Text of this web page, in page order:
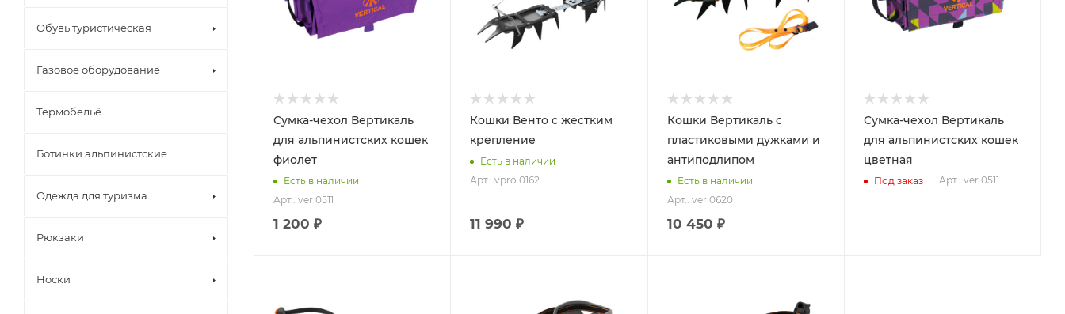
Сумка-чехол Вертикаль
для альпинистских кошек
фиолет
Есть в наличии
Арт.: ver 0511
1 200 ₽
Кошки Венто с жестким
крепление
Есть в наличии
Арт.: vpro 0162
11 990 ₽
Кошки Вертикаль с
пластиковыми дужками и
антиподлипом
Есть в наличии
Арт.: ver 0620
10 450 ₽
Сумка-чехол Вертикаль
для альпинистских кошек
цветная
Под заказ Арт.: ver 0511
Обувь туристическая
Газовое оборудование
Термобельё
Ботинки альпинистские
Одежда для туризма
Рюкзаки
Носки